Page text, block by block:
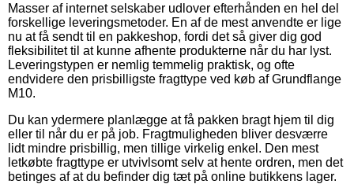
Masser af internet selskaber udlover efterhånden en hel del
forskellige leveringsmetoder. En af de mest anvendte er lige
nu at få sendt til en pakkeshop, fordi det så giver dig god
fleksibilitet til at kunne afhente produkterne når du har lyst.
Leveringstypen er nemlig temmelig praktisk, og ofte
endvidere den prisbilligste fragttype ved køb af Grundflange
M10.
Du kan ydermere planlægge at få pakken bragt hjem til dig
eller til når du er på job. Fragtmuligheden bliver desværre
lidt mindre prisbillig, men tillige virkelig enkel. Den mest
letkøbte fragttype er utvivlsomt selv at hente ordren, men det
betinges af at du befinder dig tæt på online butikkens lager.